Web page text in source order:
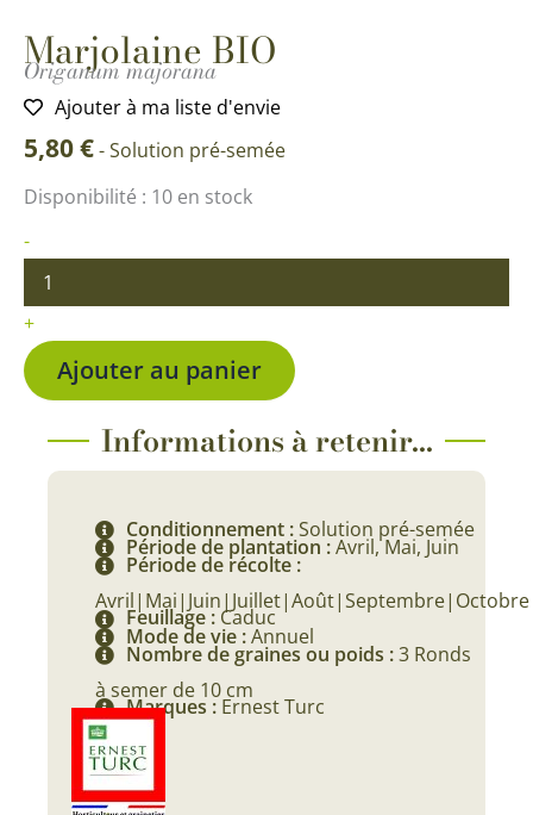
Marjolaine BIO
Origanum majorana
Ajouter à ma liste d'envie
5,80€-Solution pré-semée
Disponibilité : 10 en stock
-
quantité
Marjolaine
BIO
+
Ajouter au panier
Informations à retenir...
Conditionnement :Solution pré-semée
Période de plantation :Avril, Mai, Juin
Période de récolte :
Avril|Mai|Juin|Juillet|Août|Septembre|Octobre
Feuillage : Caduc
Mode de vie :Annuel
Nombre de graines ou poids :3 Ronds
à semer de 10 cm
Marques : Ernest Turc